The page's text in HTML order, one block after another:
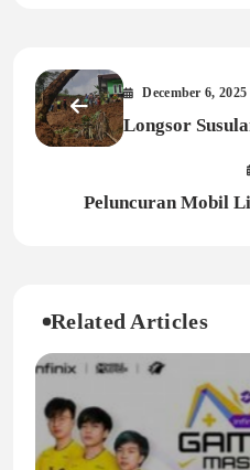
December 6, 2025
Longsor
Hujan Lebat
Peluncuran Mobil
Related Articles